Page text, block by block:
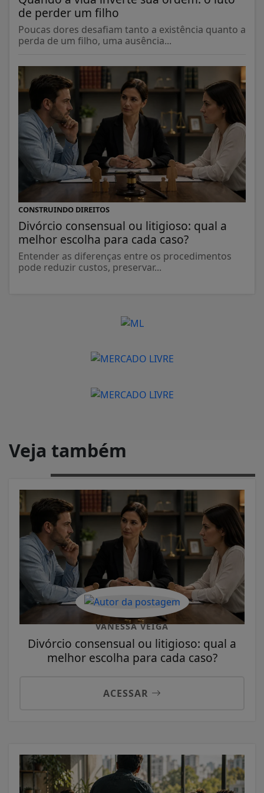
de perder um filho
Poucas dores desafiam tanto a existência quanto a
perda de um filho, uma ausência...
CONSTRUINDO DIREITOS
Divórcio consensual ou litigioso: qual a
melhor escolha para cada caso?
Entender as diferenças entre os procedimentos
pode reduzir custos, preservar...
Veja também
VANESSA VEIGA
Divórcio consensual ou litigioso: qual a
melhor escolha para cada caso?
ACESSAR